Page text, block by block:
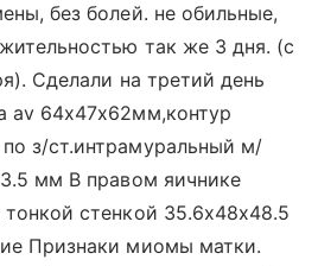
без болей. не обильные,
так же 3 дня. (с
Сделали на третий день
аv 64х47х62мм,контур
з/ст.интрамуральный м/
мм В правом яичнике
стенкой 35.6х48х48.5
Признаки миомы матки.